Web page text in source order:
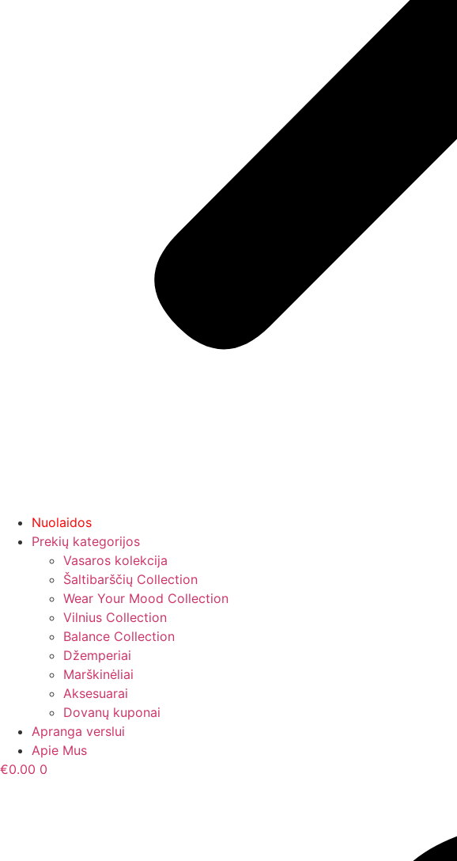
Nuolaidos
Prekių kategorijos
Vasaros kolekcija
Šaltibarščių Collection
Wear Your Mood Collection
Vilnius Collection
Balance Collection
Džemperiai
Marškinėliai
Aksesuarai
Dovanų kuponai
Apranga verslui
Apie Mus
€0.00 0